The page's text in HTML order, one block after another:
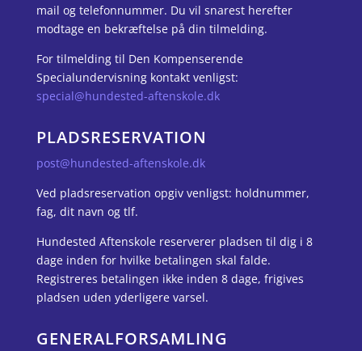
mail og telefonnummer. Du vil snarest herefter
modtage en bekræftelse på din tilmelding.
For tilmelding til Den Kompenserende
Specialundervisning kontakt venligst:
special@hundested-aftenskole.dk
PLADSRESERVATION
post@hundested-aftenskole.dk
Ved pladsreservation opgiv venligst: holdnummer,
fag, dit navn og tlf.
Hundested Aftenskole reserverer pladsen til dig i 8
dage inden for hvilke betalingen skal falde.
Registreres betalingen ikke inden 8 dage, frigives
pladsen uden yderligere varsel.
GENERALFORSAMLING